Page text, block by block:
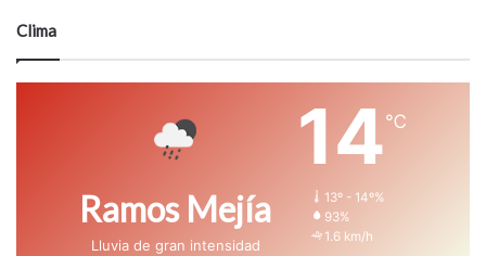
Clima
Ramos Mejía
Lluvia de gran intensidad
14℃
13º - 14º%
93%
1.6 km/h